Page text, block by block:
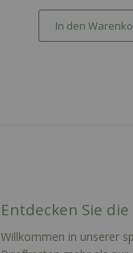
In den
Entdecken Sie
Willkommen in unserer